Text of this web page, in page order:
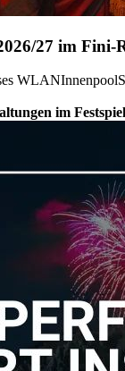
27 im Fini-
WLANInnenpool
im